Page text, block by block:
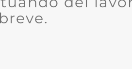
breve.